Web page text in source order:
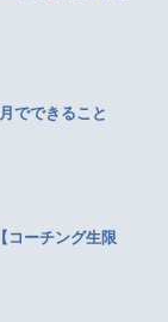
でできること
コーチング生限